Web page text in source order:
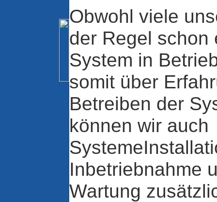
Obwohl viele
der Regel schon
System in
somit über
Betreiben der
können wir auch
Inbetriebnahme
Wartung